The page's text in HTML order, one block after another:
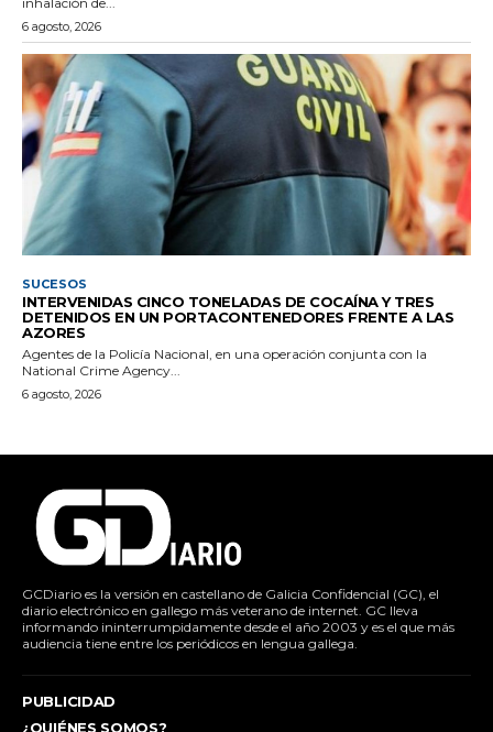
6 agosto, 2026
SUCESOS
INTERVENIDAS CINCO TONELADAS DE COCAÍNA Y TRES
DETENIDOS EN UN PORTACONTENEDORES FRENTE A LAS
AZORES
Agentes de la Policía Nacional, en una operación conjunta con la
National Crime Agency...
6 agosto, 2026
GCDiario es la versión en castellano de Galicia Confidencial (GC), el
diario electrónico en gallego más veterano de internet. GC lleva
informando ininterrumpidamente desde el año 2003 y es el que más
audiencia tiene entre los periódicos en lengua gallega.
PUBLICIDAD
¿QUIÉNES SOMOS?